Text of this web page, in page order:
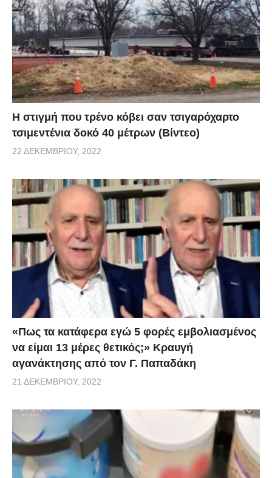
H στιγμή που τρένο κόβει σαν τσιγαρόχαρτο
τσιμεντένια δοκό 40 μέτρων (Βίντεο)
22 ΔΕΚΕΜΒΡΊΟΥ, 2022
«Πως τα κατάφερα εγώ 5 φορές εμβoλιασμένος
να είμαι 13 μέρες θετικός;» Κραυγή
αγανάκτησης από τον Γ. Παπαδάκη
21 ΔΕΚΕΜΒΡΊΟΥ, 2022